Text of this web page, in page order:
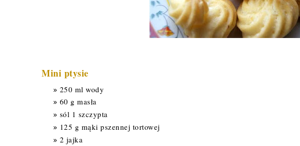
Mini ptysie
250 ml wody
60 g masła
sól 1 szczypta
125 g mąki pszennej tortowej
2 jajka